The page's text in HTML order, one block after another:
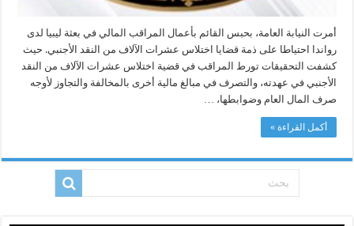
أمرت النيابة العامة، بحبس القائم بأعمال المراقب المالي في بعثة ليبيا لدى
رواندا احتياطا على ذمة قضايا اختلاس عشرات الآلاف من النقد الأجنبي. حيث
كشفت التحقيقات تورط المراقب في قضية اختلاس عشرات الآلاف من النقد
الأجنبي في عهدته، والتصرف في مبالغ مالية أخرى بالمخالفة والتجاوز لأوجه
صرف المال العام وضوابطها، …
أكمل القراءة »